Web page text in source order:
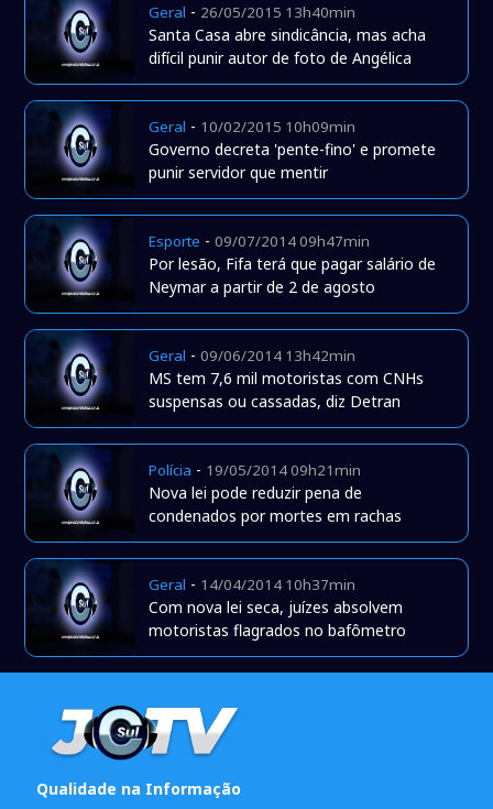
Geral - 26/05/2015 13h40min
Santa Casa abre sindicância, mas acha
difícil punir autor de foto de Angélica
Geral - 10/02/2015 10h09min
Governo decreta 'pente-fino' e promete
punir servidor que mentir
Esporte -09/07/2014 09h47min
Por lesão, Fifa terá que pagar salário de
Neymar a partir de 2 de agosto
Geral -09/06/2014 13h42min
MS tem 7,6 mil motoristas com CNHs
suspensas ou cassadas, diz Detran
Polícia - 19/05/2014 09h21min
Nova lei pode reduzir pena de
condenados por mortes em rachas
Geral - 14/04/2014 10h37min
Com nova lei seca, juízes absolvem
motoristas flagrados no bafômetro
Qualidade na Informação